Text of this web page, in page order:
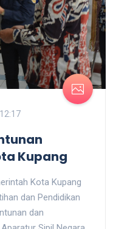
Kupang
Kota Kupang
dan Pendidikan
dan